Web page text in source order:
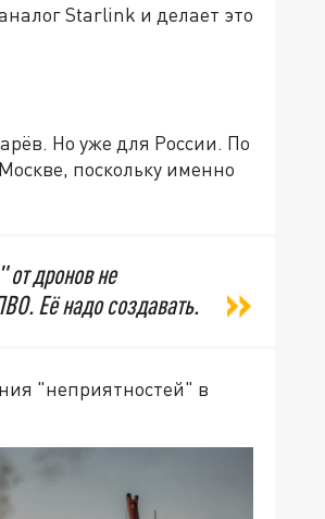
Starlink и делает это
Но уже для России. По
поскольку именно
дронов не
Её надо создавать.
"неприятностей" в